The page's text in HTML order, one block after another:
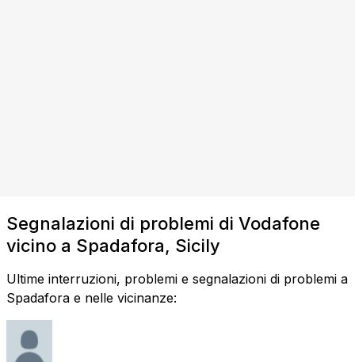
Segnalazioni di problemi di Vodafone
vicino a Spadafora, Sicily
Ultime interruzioni, problemi e segnalazioni di problemi a
Spadafora e nelle vicinanze: